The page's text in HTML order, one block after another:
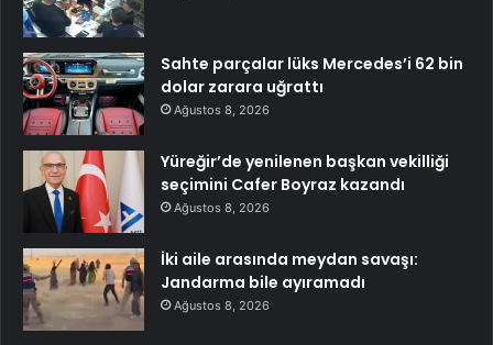
Sahte parçalar lüks Mercedes’i 62 bin
dolar zarara uğrattı
Ağustos 8, 2026
Yüreğir’de yenilenen başkan vekilliği
seçimini Cafer Boyraz kazandı
Ağustos 8, 2026
İki aile arasında meydan savaşı:
Jandarma bile ayıramadı
Ağustos 8, 2026